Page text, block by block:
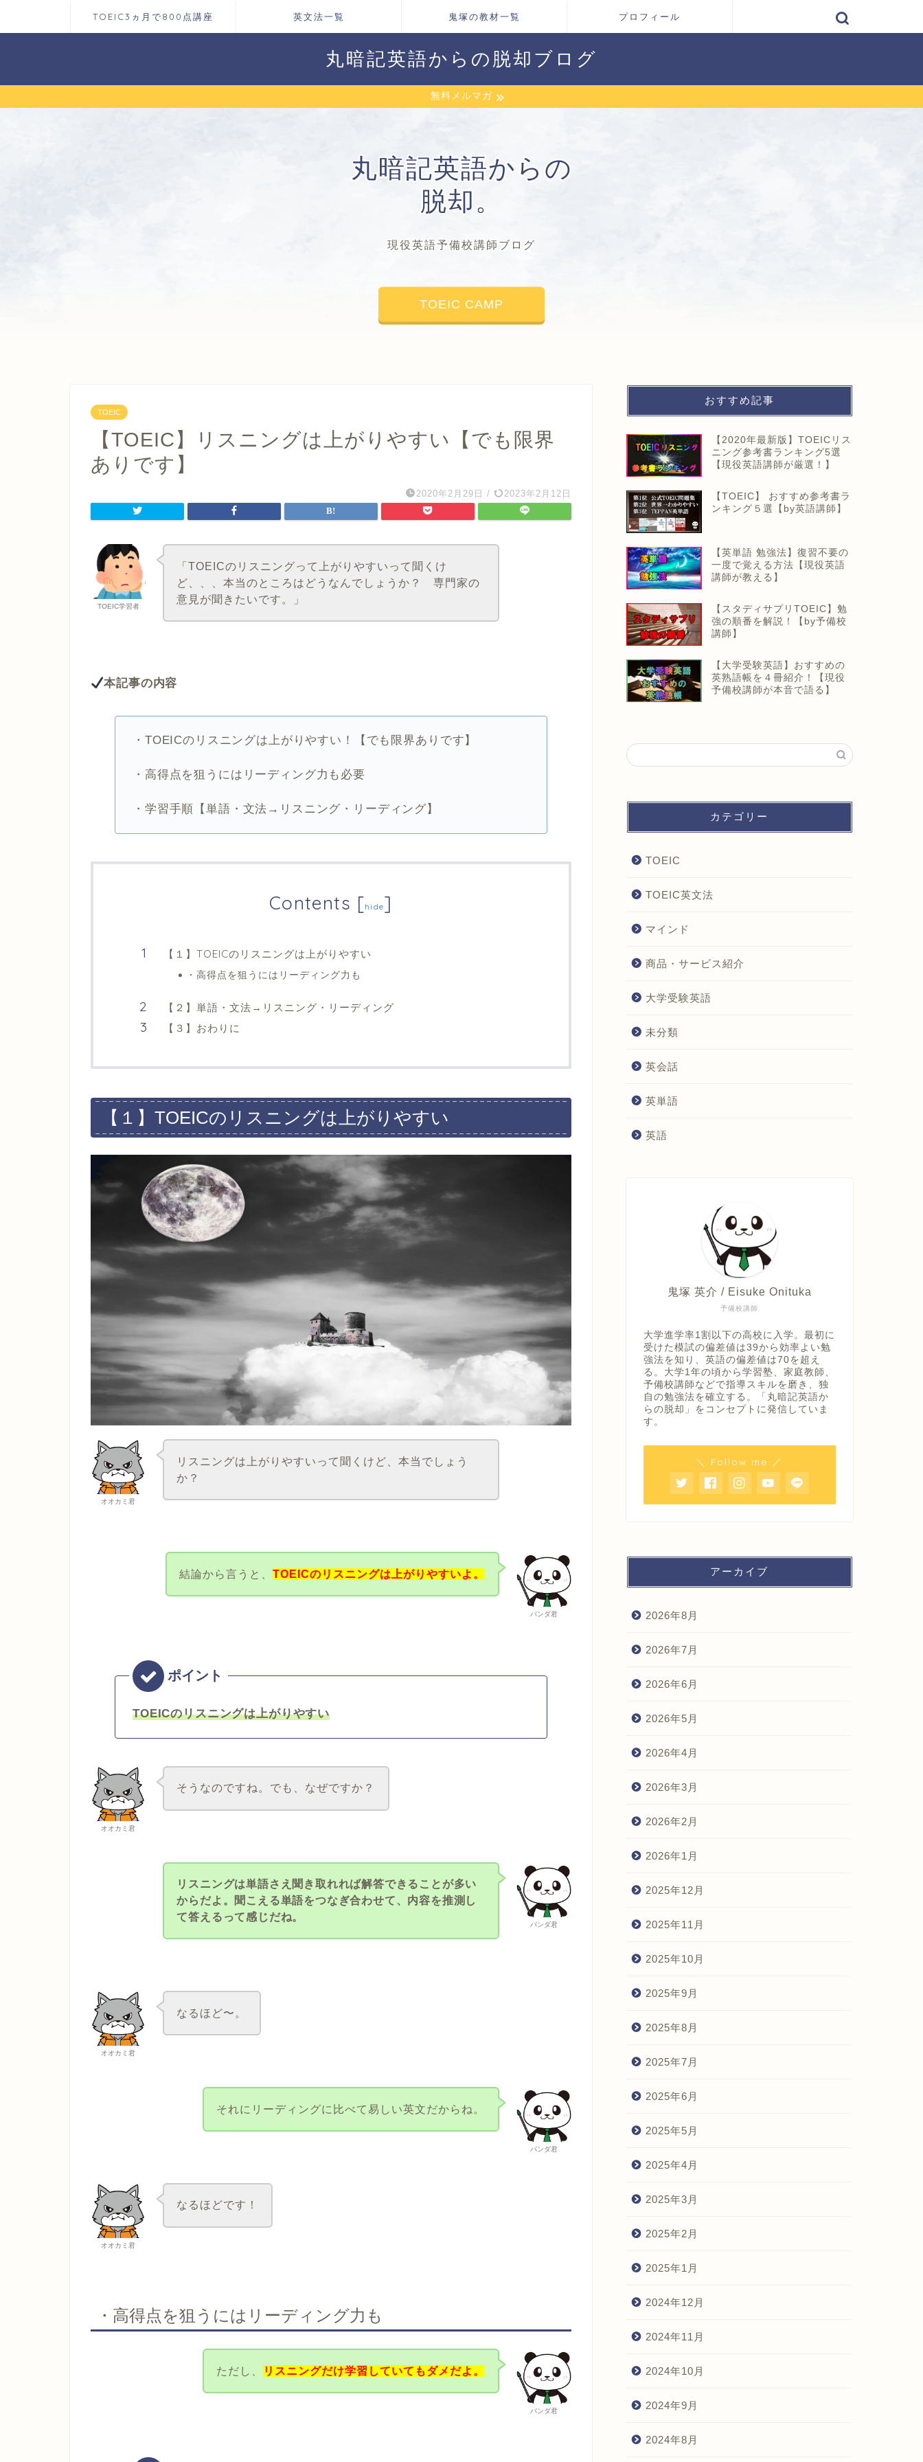
TOEIC3ヵ月で800点講座 英文法一覧 鬼塚の教材一覧 プロフィール
丸暗記英語からの脱却ブログ
無料メルマガ
丸暗記英語からの
脱却。
現役英語予備校講師ブログ
TOEIC CAMP
TOEIC
【TOEIC】リスニングは上がりやすい【でも限界
ありです】
2020年2月29日 / 2023年2月12日
TOEIC学習者
「TOEICのリスニングって上がりやすいって聞くけ
ど、、、本当のところはどうなんでしょうか？ 専門家の
意見が聞きたいです。」
本記事の内容
・TOEICのリスニングは上がりやすい！【でも限界ありです】
・高得点を狙うにはリーディング力も必要
・学習手順【単語・文法→リスニング・リーディング】
Contents [hide]
【１】TOEICのリスニングは上がりやすい
・高得点を狙うにはリーディング力も
【２】単語・文法→リスニング・リーディング
【３】おわりに
【１】TOEICのリスニングは上がりやすい
オオカミ君
リスニングは上がりやすいって聞くけど、本当でしょう
か？
パンダ君
結論から言うと、TOEICのリスニングは上がりやすいよ。
TOEICのリスニングは上がりやすい
オオカミ君
そうなのですね。でも、なぜですか？
パンダ君
リスニングは単語さえ聞き取れれば解答できることが多い
からだよ。聞こえる単語をつなぎ合わせて、内容を推測し
て答えるって感じだね。
オオカミ君
なるほど〜。
パンダ君
それにリーディングに比べて易しい英文だからね。
オオカミ君
なるほどです！
・高得点を狙うにはリーディング力も
パンダ君
ただし、 リスニングだけ学習していてもダメだよ。
おすすめ記事
【2020年最新版】TOEICリス
ニング参考書ランキング5選
【現役英語講師が厳選！】
【TOEIC】 おすすめ参考書ラ
ンキング５選【by英語講師】
【英単語 勉強法】復習不要の
一度で覚える方法【現役英語
講師が教える】
【スタディサプリTOEIC】勉
強の順番を解説！【by予備校
講師】
【大学受験英語】おすすめの
英熟語帳を４冊紹介！【現役
予備校講師が本音で語る】
カテゴリー
TOEIC
TOEIC英文法
マインド
商品・サービス紹介
大学受験英語
未分類
英会話
英単語
英語
予備校講師
鬼塚 英介 / Eisuke Onituka
大学進学率1割以下の高校に入学。最初に
受けた模試の偏差値は39から効率よい勉
強法を知り、英語の偏差値は70を超え
る。大学1年の頃から学習塾、家庭教師、
予備校講師などで指導スキルを磨き、独
自の勉強法を確立する。「丸暗記英語か
らの脱却」をコンセプトに発信していま
す。
＼ Follow me ／
アーカイブ
2026年8月
2026年7月
2026年6月
2026年5月
2026年4月
2026年3月
2026年2月
2026年1月
2025年12月
2025年11月
2025年10月
2025年9月
2025年8月
2025年7月
2025年6月
2025年5月
2025年4月
2025年3月
2025年2月
2025年1月
2024年12月
2024年11月
2024年10月
2024年9月
2024年8月